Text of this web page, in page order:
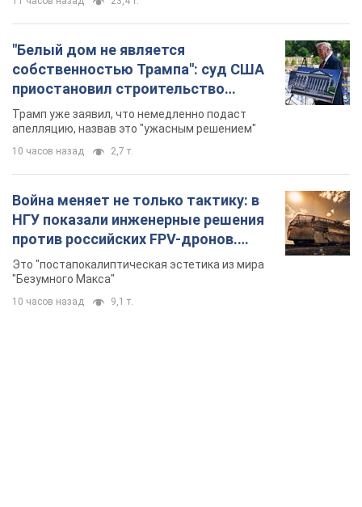
"Белый дом не является
собственностью Трампа": суд США
приостановил строительство
бального зала стоимостью 400 млн
долларов
Трамп уже заявил, что немедленно подаст
апелляцию, назвав это "ужасным решением"
10 часов назад 2,7 т.
Война меняет не только тактику: в
НГУ показали инженерные решения
против российских FPV-дронов.
Фото
Это "постапокалиптическая эстетика из мира
"Безумного Макса"
10 часов назад 9,1 т.